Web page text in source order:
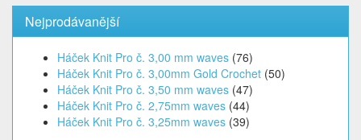
Nejprodávanější
Háček Knit Pro č. 3,00 mm waves (76)
Háček Knit Pro č. 3,00mm Gold Crochet (50)
Háček Knit Pro č. 3,50 mm waves (47)
Háček Knit Pro č. 2,75mm waves (44)
Háček Knit Pro č. 3,25mm waves (39)